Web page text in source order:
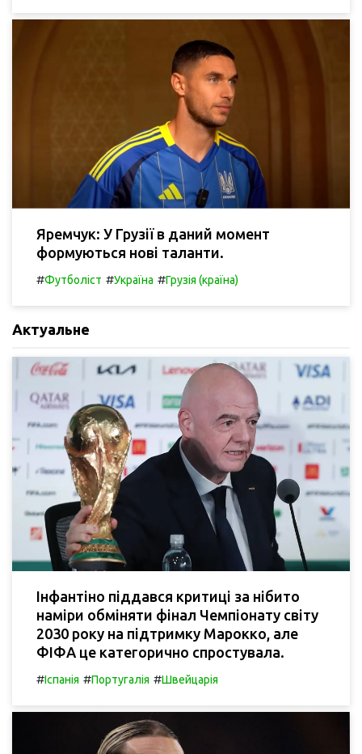
Яремчук: У Грузії в даний момент
формуються нові таланти.
#Футболіст #Україна #Грузія (країна)
Актуальне
Інфантіно піддався критиці за нібито
наміри обміняти фінал Чемпіонату світу
2030 року на підтримку Марокко, але
ФІФА це категорично спростувала.
#Іспанія #Португалія #Швейцарія